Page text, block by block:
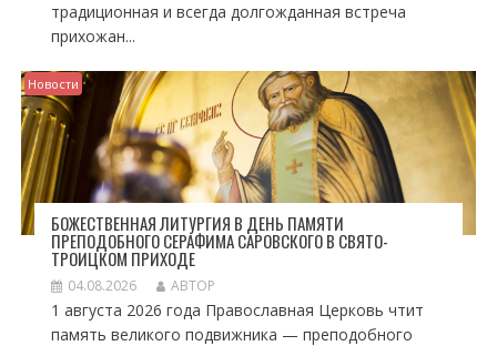
традиционная и всегда долгожданная встреча
прихожан...
Новости
БОЖЕСТВЕННАЯ ЛИТУРГИЯ В ДЕНЬ ПАМЯТИ
ПРЕПОДОБНОГО СЕРАФИМА САРОВСКОГО В СВЯТО-
ТРОИЦКОМ ПРИХОДЕ
04.08.2026 АВТОР
1 августа 2026 года Православная Церковь чтит
память великого подвижника — преподобного